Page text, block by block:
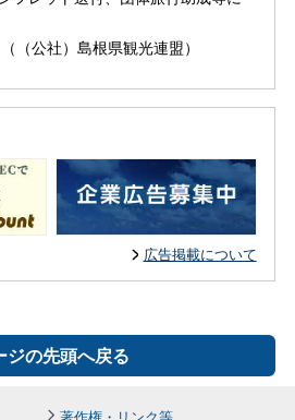
（公社）島根県観光連盟）
広告掲載について
ジの先頭へ戻る